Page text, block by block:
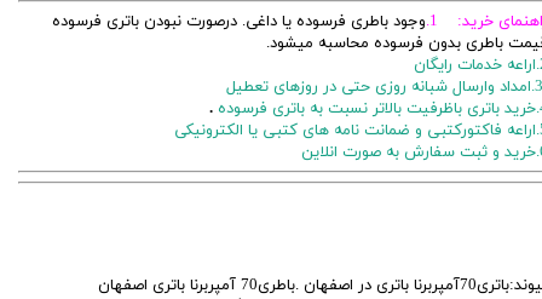
خرید: 1.
وجود باطری فرسوده یا داغی. درصورت نبودن باتری فرسوده
باطری بدون فرسوده محاسبه میشود.
فرسوده
.
الکترونیکی
انلاین
پیوند:باتری70آمپربرنا باتری در اصفهان .باطری70 آمپربرنا باتری اصفهان